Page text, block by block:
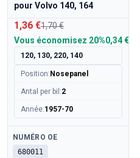
pour Volvo 140, 164
1,36 €1,70 €
Vous économisez 20%0,34 €
120, 130, 220, 140
Position: Nosepanel
Antal per bil :2
Année:1957-70
Disponible
NUMÉRO OE
680011